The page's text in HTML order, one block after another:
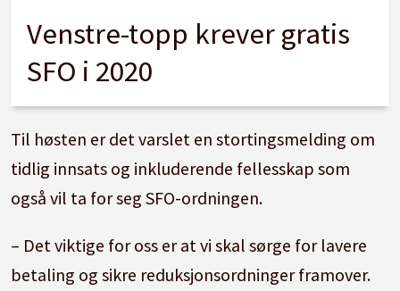
Venstre-topp krever gratis
SFO i 2020
Til høsten er det varslet en stortingsmelding om
tidlig innsats og inkluderende fellesskap som
også vil ta for seg SFO-ordningen.
– Det viktige for oss er at vi skal sørge for lavere
betaling og sikre reduksjonsordninger framover.